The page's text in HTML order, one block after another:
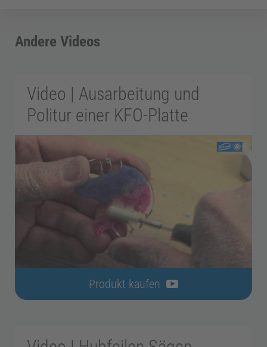
m
d
i
Andere Videos
Video | Ausarbeitung und
Politur einer KFO-Platte
Produkt kaufen